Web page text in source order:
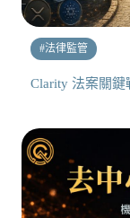
#法律監管
Clarity 法案關鍵